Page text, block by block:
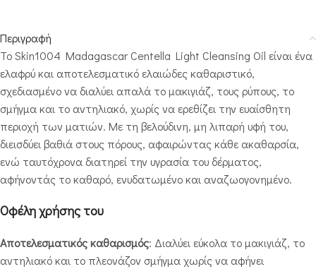
Περιγραφή
Το Skin1004 Madagascar Centella Light Cleansing Oil είναι ένα
ελαφρύ και αποτελεσματικό ελαιώδες καθαριστικό,
σχεδιασμένο να διαλύει απαλά το μακιγιάζ, τους ρύπους, το
σμήγμα και το αντηλιακό, χωρίς να ερεθίζει την ευαίσθητη
περιοχή των ματιών. Με τη βελούδινη, μη λιπαρή υφή του,
διεισδύει βαθιά στους πόρους, αφαιρώντας κάθε ακαθαρσία,
ενώ ταυτόχρονα διατηρεί την υγρασία του δέρματος,
αφήνοντάς το καθαρό, ενυδατωμένο και αναζωογονημένο.
Οφέλη χρήσης του
Αποτελεσματικός καθαρισμός: Διαλύει εύκολα το μακιγιάζ, το
αντηλιακό και το πλεονάζον σμήγμα χωρίς να αφήνει